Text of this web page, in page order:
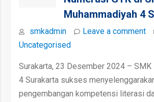
Muhammadiyah 4
smkadmin Leave a comment
Uncategorised
Surakarta, 23 Desember 2024 – SMK
4 Surakarta sukses
pengembangan kompetensi literasi